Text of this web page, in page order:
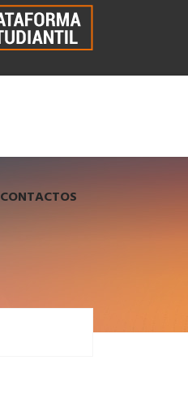
CONTACTOS